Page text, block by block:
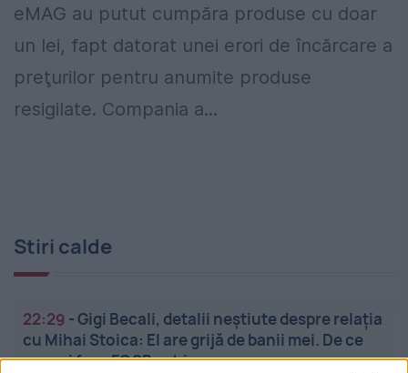
eMAG au putut cumpăra produse cu doar
un lei, fapt datorat unei erori de încărcare a
preţurilor pentru anumite produse
resigilate. Compania a...
Stiri calde
22:29 -Gigi Becali, detalii neștiute despre relația
cu Mihai Stoica: El are grijă de banii mei. De ce
nu mai face FCSB achiz...